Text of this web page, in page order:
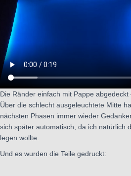
Die Ränder einfach mit Pappe abgedeckt
Über die schlecht ausgeleuchtete Mitte
nächsten Phasen immer wieder
sich später automatisch, da ich natürlich
legen wollte.
Und es wurden die Teile gedruckt: